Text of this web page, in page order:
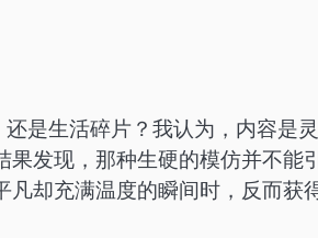
是生活碎片？我认为，内容是
发现，那种生硬的模仿并不能
却充满温度的瞬间时，反而获